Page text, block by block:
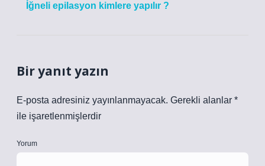
İğneli epilasyon kimlere yapılır ?
Bir yanıt yazın
E-posta adresiniz yayınlanmayacak. Gerekli alanlar *
ile işaretlenmişlerdir
Yorum